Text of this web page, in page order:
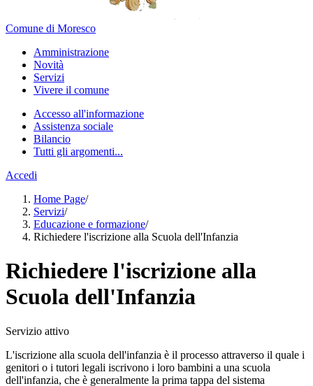
Comune di Moresco
Amministrazione
Novità
Servizi
Vivere il comune
Accesso all'informazione
Assistenza sociale
Bilancio
Tutti gli argomenti...
Accedi
Home Page/
Servizi/
Educazione e formazione/
Richiedere l'iscrizione alla Scuola dell'Infanzia
Richiedere l'iscrizione alla
Scuola dell'Infanzia
Servizio attivo
L'iscrizione alla scuola dell'infanzia è il processo attraverso il quale i
genitori o i tutori legali iscrivono i loro bambini a una scuola
dell'infanzia, che è generalmente la prima tappa del sistema